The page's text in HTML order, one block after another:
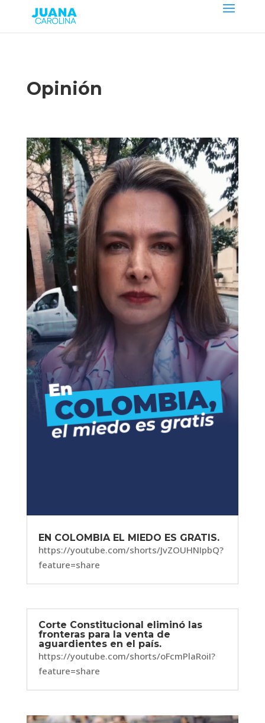
Opinión
EN COLOMBIA EL MIEDO ES GRATIS.
https://youtube.com/shorts/JvZOUHNIpbQ?
feature=share
Corte Constitucional eliminó las
fronteras para la venta de
aguardientes en el país.
https://youtube.com/shorts/oFcmPlaRoiI?
feature=share